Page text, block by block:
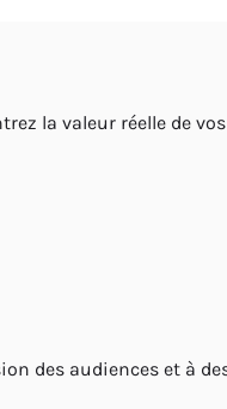
la valeur réelle de vos
des audiences et à